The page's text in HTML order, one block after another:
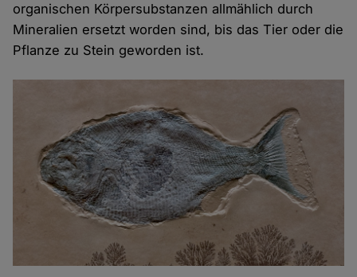
organischen Körpersubstanzen allmählich durch
Mineralien ersetzt worden sind, bis das Tier oder die
Pflanze zu Stein geworden ist.